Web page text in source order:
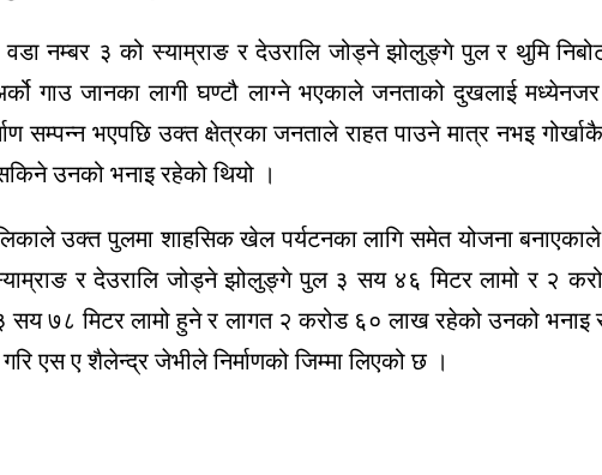
वडा नम्बर ३ को स्याम्राङ र देउरालि जोड्ने झोलुङ्गे पुल र थुमि
गाउ जानका लागी घण्टौ लाग्ने भएकाले जनताको दुखलाई मध्येनजर
सम्पन्न भएपछि उक्त क्षेत्रका जनताले राहत पाउने मात्र नभइ
उनको भनाइ रहेको थियो ।
उक्त पुलमा शाहसिक खेल पर्यटनका लागि समेत योजना बनाएकाले
र देउरालि जोड्ने झोलुङ्गे पुल ३ सय ४६ मिटर लामो र २
७८ मिटर लामो हुने र लागत २ करोड ६० लाख रहेको उनको भनाइ
एस ए शैलेन्द्र जेभीले निर्माणको जिम्मा लिएको छ ।